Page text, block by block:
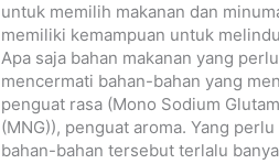
untuk memilih makanan dan
memiliki kemampuan untuk
Apa saja bahan makanan yang
mencermati bahan-bahan yang
penguat rasa (Mono Sodium
(MNG)), penguat aroma. Yang
bahan-bahan tersebut terlalu